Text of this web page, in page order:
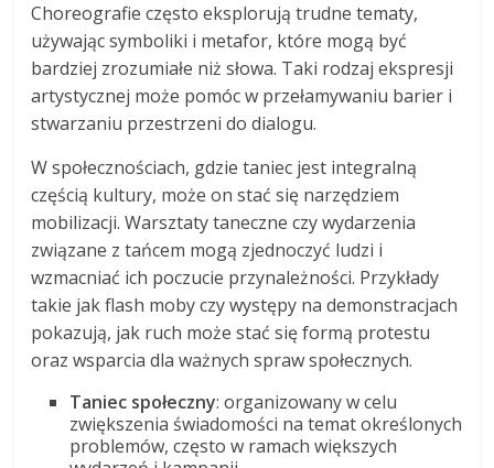
Choreografie często eksplorują trudne tematy,
używając symboliki i metafor, które mogą być
bardziej zrozumiałe niż słowa. Taki rodzaj ekspresji
artystycznej może pomóc w przełamywaniu barier i
stwarzaniu przestrzeni do dialogu.
W społecznościach, gdzie taniec jest integralną
częścią kultury, może on stać się narzędziem
mobilizacji. Warsztaty taneczne czy wydarzenia
związane z tańcem mogą zjednoczyć ludzi i
wzmacniać ich poczucie przynależności. Przykłady
takie jak flash moby czy występy na demonstracjach
pokazują, jak ruch może stać się formą protestu
oraz wsparcia dla ważnych spraw społecznych.
Taniec społeczny: organizowany w celu
zwiększenia świadomości na temat określonych
problemów, często w ramach większych